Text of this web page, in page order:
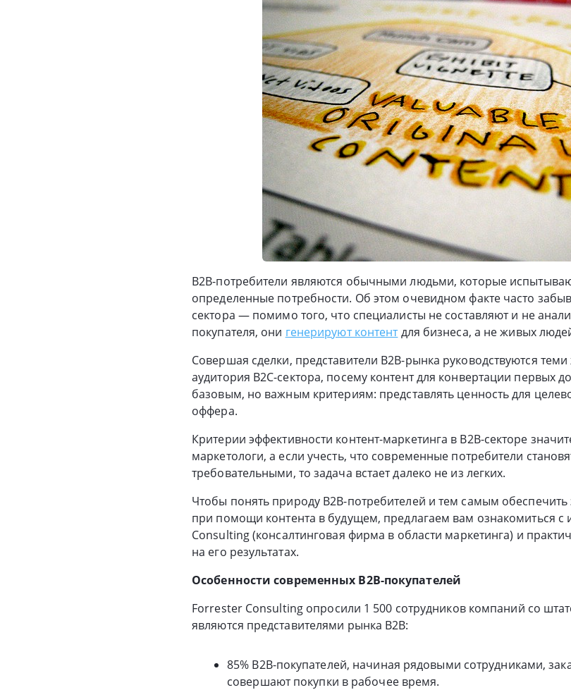
B2B-потребители являются обычными людьми, которые
определенные потребности. Об этом очевидном факте часто
сектора — помимо того, что специалисты не составляют и не
покупателя, они генерируют контентдля бизнеса, а не живых
Совершая сделки, представители B2B-рынка руководствуются
аудитория B2C-сектора, посему контент для конвертации первых
базовым, но важным критериям: представлять ценность для
оффера.
Критерии эффективности контент-маркетинга в B2B-секторе
маркетологи, а если учесть, что современные потребители
требовательными, то задача встает далеко не из легких.
Чтобы понять природу B2B-потребителей и тем самым обеспечить
при помощи контента в будущем, предлагаем вам ознакомиться с
Consulting (консалтинговая фирма в области маркетинга) и
на его результатах.
Особенности современных B2B-покупателей
Forrester Consulting опросили 1 500 сотрудников компаний со
являются представителями рынка B2B:
85% B2B-покупателей, начиная рядовыми сотрудниками,
совершают покупки в рабочее время.